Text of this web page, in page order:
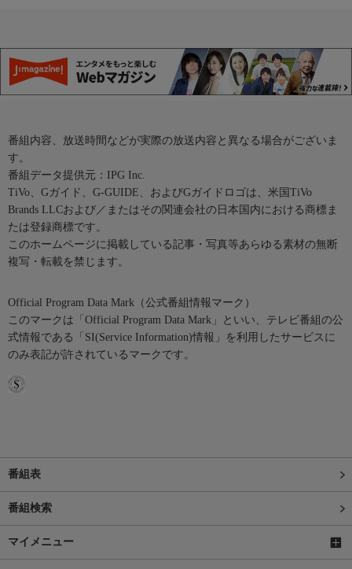
番組内容、放送時間などが実際の放送内容と異なる場合がございま
す。
番組データ提供元：IPG Inc.
TiVo、Gガイド、G-GUIDE、およびGガイドロゴは、米国TiVo
Brands LLCおよび／またはその関連会社の日本国内における商標ま
たは登録商標です。
このホームページに掲載している記事・写真等あらゆる素材の無断
複写・転載を禁じます。
Official Program Data Mark（公式番組情報マーク）
このマークは「Official Program Data Mark」といい、テレビ番組の公
式情報である「SI(Service Information)情報」を利用したサービスに
のみ表記が許されているマークです。
番組表
番組検索
マイメニュー